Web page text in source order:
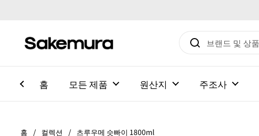
홈 모든 제품 원산지 주조사
홈 / 컬렉션 / 츠루우메 슷빠이 1800ml